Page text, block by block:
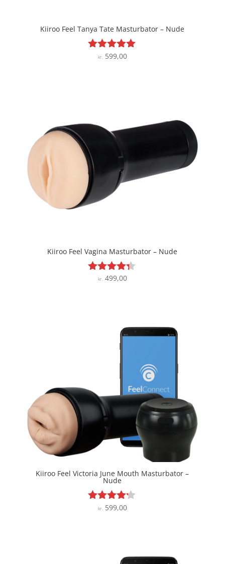
Kiiroo Feel Tanya Tate Masturbator – Nude
Vurderet
kr. 599,00
Kiiroo Feel Vagina Masturbator – Nude
Vurderet
kr.499,00
Kiiroo Feel Victoria June Mouth Masturbator –
Nude
Vurderet
kr. 599,00